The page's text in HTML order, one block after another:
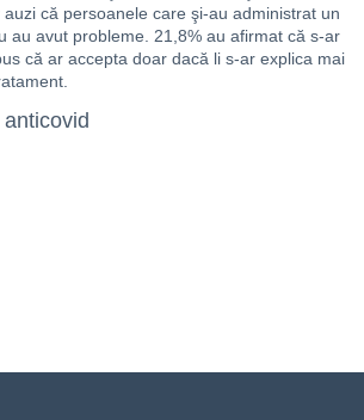
că persoanele care şi-au administrat un
au avut probleme. 21,8% au afirmat că s-ar
că ar accepta doar dacă li s-ar explica mai